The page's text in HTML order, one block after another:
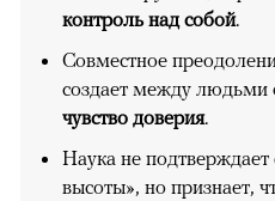
контроль над собой.
Совместное
создает между людьми
чувство доверия.
Наука не подтверждает
высоты», но признает,